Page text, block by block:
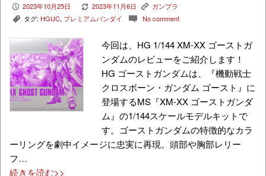
P 2023年10月25日 V 2023年11月6日 K ガンプラ
, タグ: HGUC, プレミアムバンダイ c No comment
今回は、HG 1/144 XM-XX ゴーストガ
ンダムのレビューをご紹介します！
HG ゴーストガンダムは、『機動戦士
クロスボーン・ガンダム ゴースト』に
登場するMS『XM-XX ゴーストガンダ
ム』の1/144スケールモデルキットで
す。ゴーストガンダムの特徴的なカラ
ーリングを劇中イメージに忠実に再現。頭部や胸部レリー
フ…
続きを読む>>